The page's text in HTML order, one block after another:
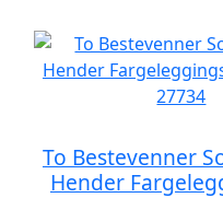
To Bestevenner
Hender